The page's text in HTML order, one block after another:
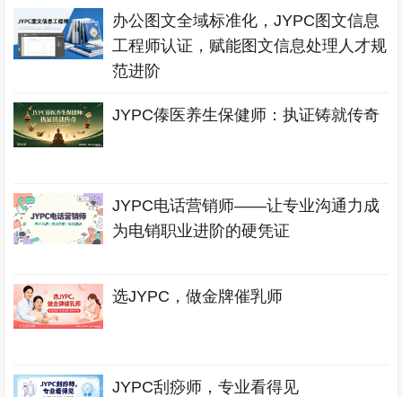
办公图文全域标准化，JYPC图文信息
工程师认证，赋能图文信息处理人才规
范进阶
JYPC傣医养生保健师：执证铸就传奇
JYPC电话营销师——让专业沟通力成
为电销职业进阶的硬凭证
选JYPC，做金牌催乳师
JYPC刮痧师，专业看得见